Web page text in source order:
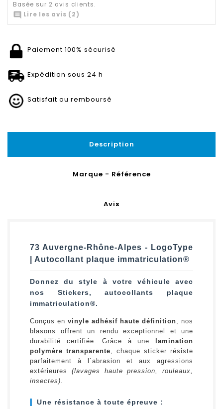
Basée sur 2 avis clients.
 Lire les avis (2)
Paiement 100% sécurisé
Expédition sous 24 h
Satisfait ou remboursé
Description
Marque - Référence
Avis
73 Auvergne-Rhône-Alpes - LogoType
| Autocollant plaque immatriculation®
Donnez du style à votre véhicule avec
nos Stickers, autocollants plaque
immatriculation®.
Conçus en vinyle adhésif haute définition, nos
blasons offrent un rendu exceptionnel et une
durabilité certifiée. Grâce à une
lamination
polymère transparente, chaque sticker résiste
parfaitement à l`abrasion et aux agressions
extérieures (lavages haute pression, rouleaux,
insectes).
Une résistance à toute épreuve :